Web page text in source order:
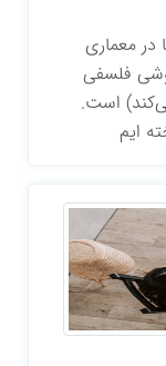
در معماری
فلسفی
است.
ایم